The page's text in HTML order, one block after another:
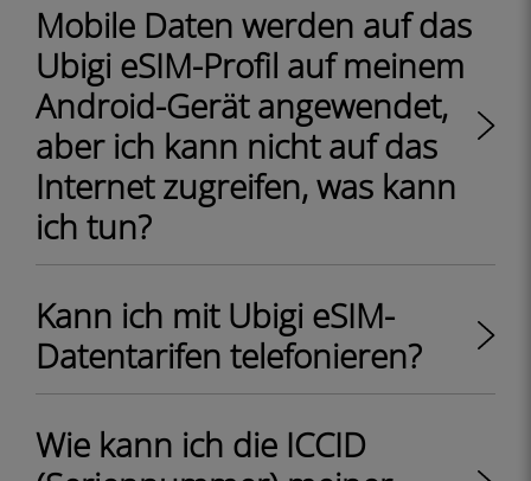
Mobile Daten werden auf das
Ubigi eSIM-Profil auf meinem
Android-Gerät angewendet,
aber ich kann nicht auf das
Internet zugreifen, was kann
ich tun?
Kann ich mit Ubigi eSIM-
Datentarifen telefonieren?
Wie kann ich die ICCID